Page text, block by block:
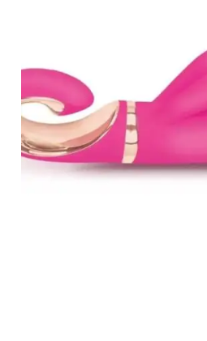
AÑADIR AL
CARRITO